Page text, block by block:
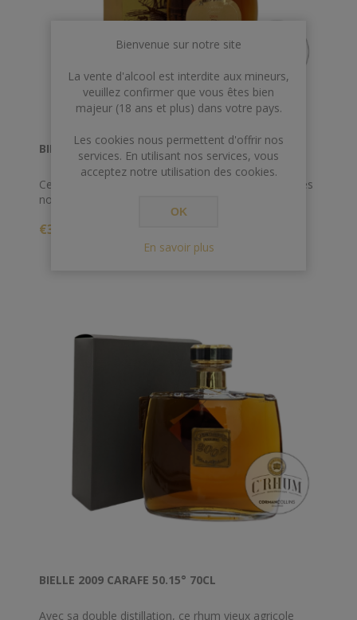
BIELLE 2004 / 2014 CARAFE 45° 70CL
Ce millésime 2004 s'exprime par sa rondeur avec des
notes de vanille et de cassis, typiques des vieux
Cette signature incomparable du Rhum Bielle vient
couronner l'art du savoir faire des rhums élévés
€330,00
BIELLE 2009 CARAFE 50.15° 70CL
Avec sa double distillation, ce rhum vieux agricole
Bienvenue sur notre site
La vente d'alcool est interdite aux mineurs,
veuillez confirmer que vous êtes bien
majeur (18 ans et plus) dans votre pays.
Les cookies nous permettent d'offrir nos
services. En utilisant nos services, vous
acceptez notre utilisation des cookies.
OK
En savoir plus